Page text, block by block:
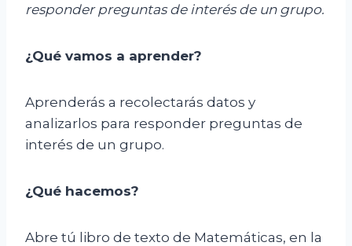
responder preguntas de interés de un grupo.
¿Qué vamos a aprender?
Aprenderás a recolectarás datos y
analizarlos para responder preguntas de
interés de un grupo.
¿Qué hacemos?
Abre tú libro de texto de Matemáticas, en la